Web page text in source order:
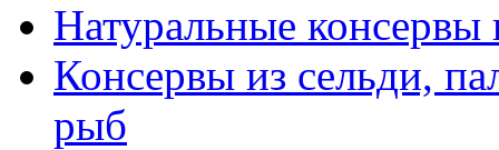
Натуральные консервы
Консервы из сельди,
рыб